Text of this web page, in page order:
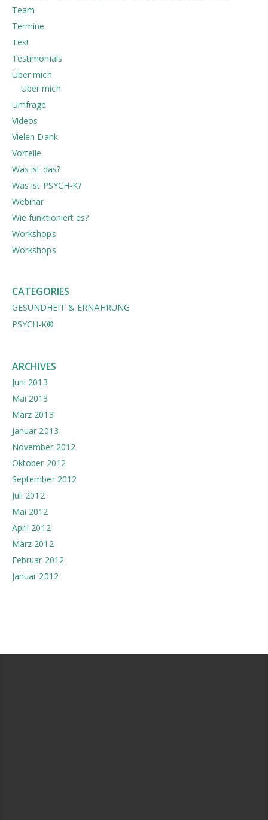
Team
Termine
Test
Testimonials
Über mich
Über mich
Umfrage
Videos
Vielen Dank
Vorteile
Was ist das?
Was ist PSYCH-K?
Webinar
Wie funktioniert es?
Workshops
Workshops
CATEGORIES
GESUNDHEIT & ERNÄHRUNG
PSYCH-K®
ARCHIVES
Juni 2013
Mai 2013
März 2013
Januar 2013
November 2012
Oktober 2012
September 2012
Juli 2012
Mai 2012
April 2012
März 2012
Februar 2012
Januar 2012